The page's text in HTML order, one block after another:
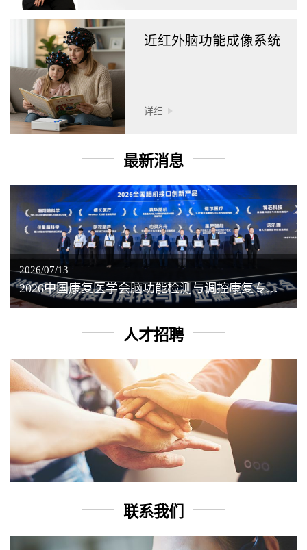
近红外脑功能成像系统
详细
最新消息
2026/07/13
2026中国康复医学会脑功能检测与调控康复专业委员会学术年会丨脑客中国：脑机接口——EEG驱动TMS闭环调控工作坊
人才招聘
联系我们